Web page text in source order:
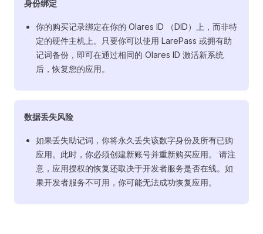
身份绑定
你的购买记录绑定在你的 Olares ID （DID）上，而非特
定的硬件主机上。只要你可以使用 LarePass 或拥有助
记词备份，即可在通过相同的 Olares ID 激活新系统
后，恢复您的应用。
数据丢失风险
如果丢失助记词，你将永久丢失该数字身份及所有已购
应用。此时，你必须创建新账号并重新购买应用。 请注
意，应用授权的恢复还取决于开发者服务是否在线。如
果开发者服务不可用，你可能无法成功恢复应用。